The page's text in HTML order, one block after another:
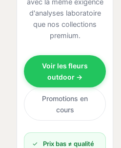
avec la même exigence
d'analyses laboratoire
que nos collections
premium.
Voir les fleurs
outdoor →
Promotions en
cours
✓
Prix bas ≠ qualité